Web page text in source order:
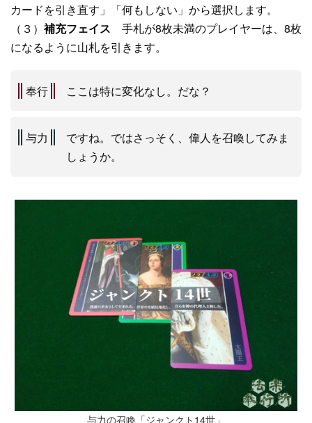
カードを引き直す」「何もしない」から選択します。
（３） 補充フェイス 手札が8枚未満のプレイヤーは、8枚
になるように山札を引きます。
奉行 ここは特に変化なし。だな？
与力
ですね。ではさっそく、偉人を召喚してみま
しょうか。
与力の召喚「ジャンクト14世」